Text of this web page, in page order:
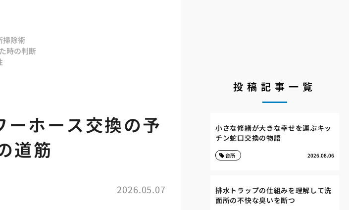
掃除術
時の判断
ーホース交換の予
道筋
2026.05.07
投稿記事一覧
小さな修繕が大きな幸せを運ぶキッ
チン蛇口交換の物語
2026.08.06
台所
排水トラップの仕組みを理解して洗
面所の不快な臭いを断つ